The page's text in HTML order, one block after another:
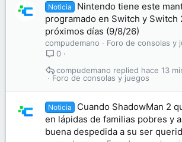
Noticia
Nintendo tiene este
programado en Switch y Switch
próximos días (9/8/26)
compudemano
Foro de consolas y
0
Foro de consolas y juegos
hace 13
compudemano
Noticia
Cuando ShadowMan 2
en lápidas de familias pobres y
buena despedida a su ser